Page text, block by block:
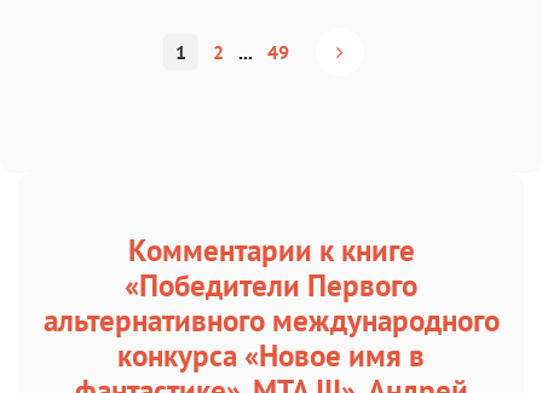
1 2 ... 49
Комментарии к книге
«Победители Первого
альтернативного международного
конкурса «Новое имя в